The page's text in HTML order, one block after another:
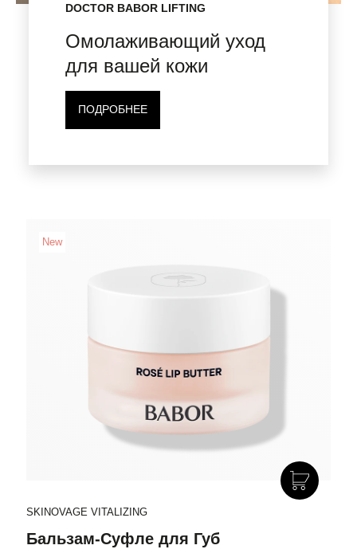
DOCTOR BABOR LIFTING
Омолаживающий уход
для вашей кожи
ПОДРОБНЕЕ
New
SKINOVAGE VITALIZING
Бальзам-Суфле для Губ